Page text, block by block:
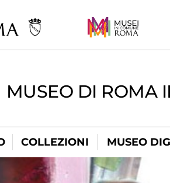
MUSEO DI ROMA
COLLEZIONI MUSEO